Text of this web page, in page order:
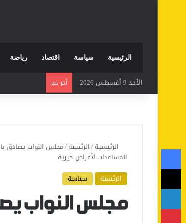
الرئيسية سياسة اقتصاد رياضة
الأحد 9 أغسطس 2026 أخر خبر
الرئيسية/الرئسية/مجلس النواب يصادق
المساعدات لأغراض خيرية
الرئسية
سياسة
مجلس النواب